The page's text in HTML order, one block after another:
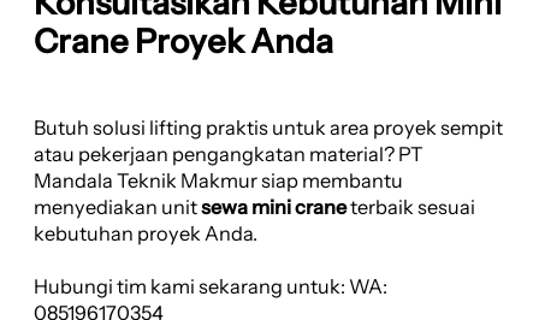
Crane Proyek Anda
Butuh solusi lifting praktis untuk area proyek sempit
atau pekerjaan pengangkatan material? PT
Mandala Teknik Makmur siap membantu
menyediakan unitsewa mini craneterbaik sesuai
kebutuhan proyek Anda.
Hubungi tim kami sekarang untuk: WA:
085196170354